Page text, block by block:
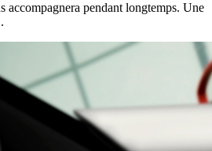
accompagnera pendant longtemps. Une